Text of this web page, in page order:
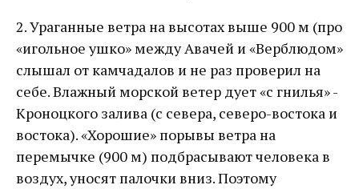
2. Ураганные ветра на высотах выше 900 м (про
«игольное ушко» между Авачей и «Верблюдом»
слышал от камчадалов и не раз проверил на
себе. Влажный морской ветер дует «с гнилья» -
Кроноцкого залива (с севера, северо-востока и
востока). «Хорошие» порывы ветра на
перемычке (900 м) подбрасывают человека в
воздух, уносят палочки вниз. Поэтому